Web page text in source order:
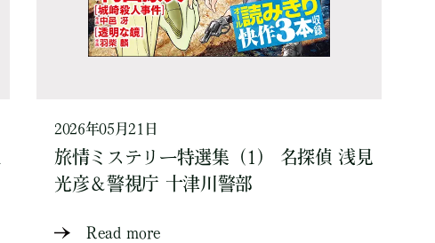
2026年05月21日
旅情ミステリー特選集（1） 名探偵 浅見
光彦＆警視庁 十津川警部
Read more